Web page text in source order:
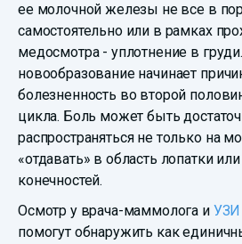
ее молочной железы не все в
самостоятельно или в рамках
медосмотра - уплотнение в
новообразование начинает
болезненность во второй
цикла. Боль может быть
распространяться не только на
«отдавать» в область лопатки
конечностей.
Осмотр у врача-маммолога и УЗИ
помогут обнаружить как